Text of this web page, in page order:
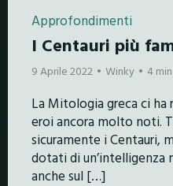
Approfondimenti
I Centauri più
9 Aprile 2022 Winky 4
La Mitologia greca ci
eroi ancora molto noti.
sicuramente i Centauri,
dotati di un’intelligenza
anche sul […]